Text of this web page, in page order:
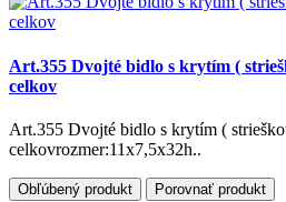
Art.355 Dvojté bidlo s krytím (
celkov
Art.355 Dvojté bidlo s krytím (
celkovrozmer:11x7,5x32h..
Obľúbený produkt Porovnať produkt